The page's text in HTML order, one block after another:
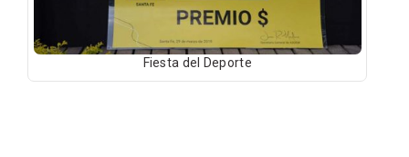
Fiesta del Deporte